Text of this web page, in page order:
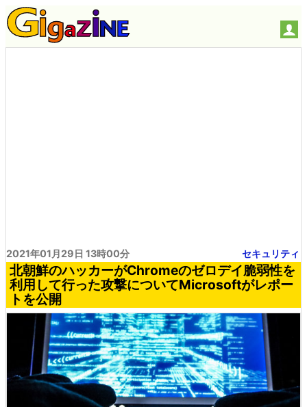
2021年01月29日 13時00分 セキュリティ
北朝鮮のハッカーがChromeのゼロデイ脆弱性を
利用して行った攻撃についてMicrosoftがレポー
トを公開